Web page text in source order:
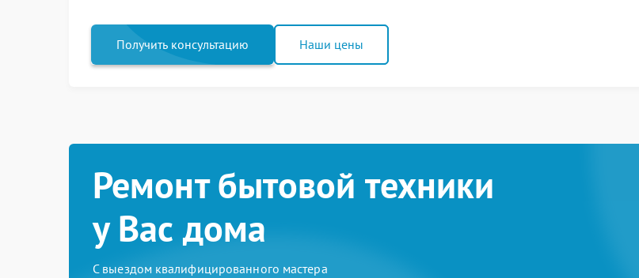
Получить консультацию Наши цены
Ремонт бытовой техники
у Вас дома
С выездом квалифицированного мастера